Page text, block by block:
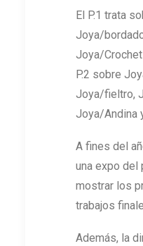
El P.1 trata
Joya/
Joya/Crochet
P.2 sobre
Joya/fieltro,
Joya/Andina
A fines del
una expo del
mostrar los
trabajos
Además, la